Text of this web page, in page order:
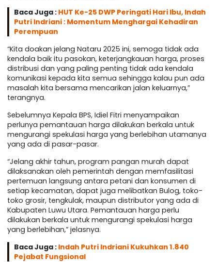
Baca Juga : HUT Ke-25 DWP Peringati Hari Ibu, Indah
Putri Indriani : Momentum Menghargai Kehadiran
Perempuan
“Kita doakan jelang Nataru 2025 ini, semoga tidak ada
kendala baik itu pasokan, keterjangkauan harga, proses
distribusi dan yang paling penting tidak ada kendala
komunikasi kepada kita semua sehingga kalau pun ada
masalah kita bersama mencarikan jalan keluarnya,”
terangnya.
Sebelumnya Kepala BPS, Idiel Fitri menyampaikan
perlunya pemantauan harga dilakukan berkala untuk
mengurangi spekulasi harga yang berlebihan utamanya
yang ada di pasar-pasar.
“Jelang akhir tahun, program pangan murah dapat
dilaksanakan oleh pemerintah dengan memfasilitasi
pertemuan langsung antara petani dan konsumen di
setiap kecamatan, dapat juga melibatkan Bulog, toko-
toko grosir, tengkulak, maupun distributor yang ada di
Kabupaten Luwu Utara. Pemantauan harga perlu
dilakukan berkala untuk mengurangi spekulasi harga
yang berlebihan,” jelasnya.
Baca Juga : Indah Putri Indriani Kukuhkan 1.840
Pejabat Fungsional